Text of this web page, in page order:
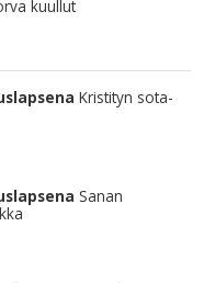
kuullut
Kristityn sota-
Sanan